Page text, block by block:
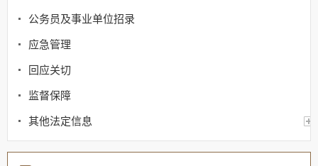
公务员及事业单位招录
应急管理
回应关切
监督保障
其他法定信息